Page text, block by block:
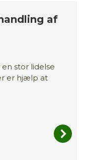
af
stor lidelse
er hjælp at